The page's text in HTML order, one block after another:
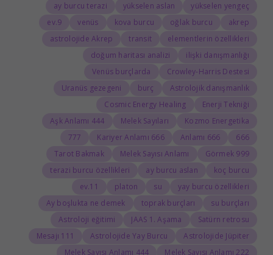
yükselen yengeç
yükselen aslan
ay burcu terazi
akrep
oğlak burcu
kova burcu
venüs
9.ev
elementlerin özellikleri
transit
astrolojide Akrep
ilişki danışmanlığı
doğum haritası analizi
Crowley-Harris Destesi
Venüs burçlarda
Astrolojik danışmanlık
burç
Uranüs gezegeni
Enerji Tekniği
Cosmic Energy Healing
Kozmo Energetika
Melek Sayıları
444 Aşk Anlamı
666
666 Anlamı
666 Kariyer Anlamı
777
999 Görmek
Melek Sayısı Anlamı
Tarot Bakmak
koç burcu
ay burcu aslan
terazi burcu özellikleri
yay burcu özellikleri
su
platon
11.ev
su burçları
toprak burçları
Ay boşlukta ne demek
Satürn retrosu
JAAS 1. Aşama
Astroloji eğitimi
Astrolojide Jüpiter
Astrolojide Yay Burcu
111 Mesajı
222 Melek Sayısı Anlamı
444 Melek Sayısı Anlamı